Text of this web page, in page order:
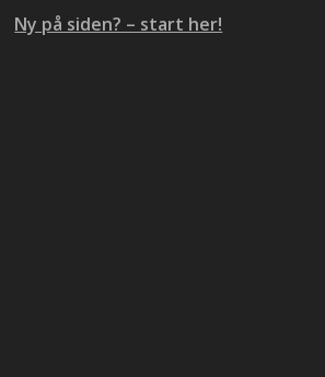
Ny på siden? – start her!